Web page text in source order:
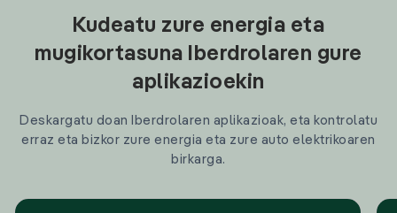
Kudeatu zure energia eta
mugikortasuna Iberdrolaren gure
aplikazioekin
Deskargatu doan Iberdrolaren aplikazioak, eta kontrolatu
erraz eta bizkor zure energia eta zure auto elektrikoaren
birkarga.